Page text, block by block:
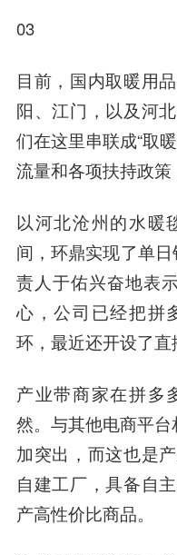
03
目前，国内取暖用
阳、江门，以及河
们在这里串联成“取
流量和各项扶持政策
以河北沧州的水暖
间，环鼎实现了单
责人于佑兴奋地表
心，公司已经把拼
环，最近还开设了直
产业带商家在拼多
然。与其他电商平台
加突出，而这也是
自建工厂，具备自
产高性价比商品。